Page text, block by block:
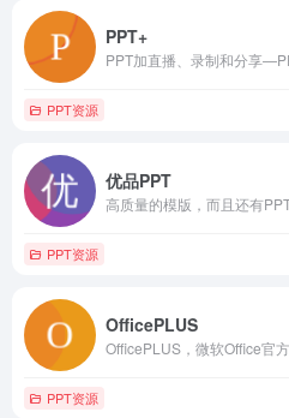
PPT+
PPT加直播、录制和分享
PPT资源
优品PPT
高质量的模版，而且还有
PPT资源
OfficePLUS
OfficePLUS，微软Office官
PPT资源